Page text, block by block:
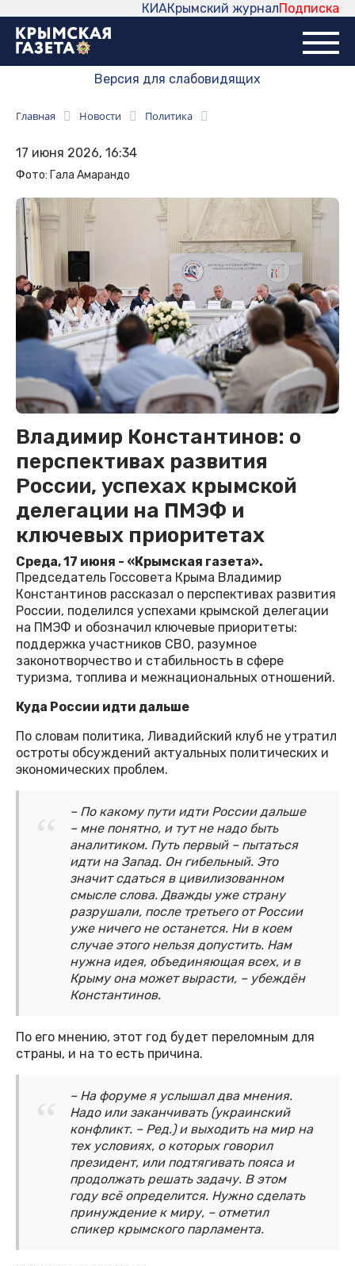
Подписка
Крымский журнал
КИА
Версия для слабовидящих
Главная Новости Политика
17 июня 2026, 16:34
Фото: Гала Амарандо
Владимир Константинов: о
перспективах развития
России, успехах крымской
делегации на ПМЭФ и
ключевых приоритетах
Среда, 17 июня - «Крымская газета».
Председатель Госсовета Крыма Владимир
Константинов рассказал о перспективах развития
России, поделился успехами крымской делегации
на ПМЭФ и обозначил ключевые приоритеты:
поддержка участников СВО, разумное
законотворчество и стабильность в сфере
туризма, топлива и межнациональных отношений.
Куда России идти дальше
По словам политика, Ливадийский клуб не утратил
остроты обсуждений актуальных политических и
экономических проблем.
– По какому пути идти России дальше
– мне понятно, и тут не надо быть
аналитиком. Путь первый – пытаться
идти на Запад. Он гибельный. Это
значит сдаться в цивилизованном
смысле слова. Дважды уже страну
разрушали, после третьего от России
уже ничего не останется. Ни в коем
случае этого нельзя допустить. Нам
нужна идея, объединяющая всех, и в
Крыму она может вырасти, – убеждён
Константинов.
По его мнению, этот год будет переломным для
страны, и на то есть причина.
– На форуме я услышал два мнения.
Надо или заканчивать (украинский
конфликт. – Ред.) и выходить на мир на
тех условиях, о которых говорил
президент, или подтягивать пояса и
продолжать решать задачу. В этом
году всё определится. Нужно сделать
принуждение к миру, – отметил
спикер крымского парламента.